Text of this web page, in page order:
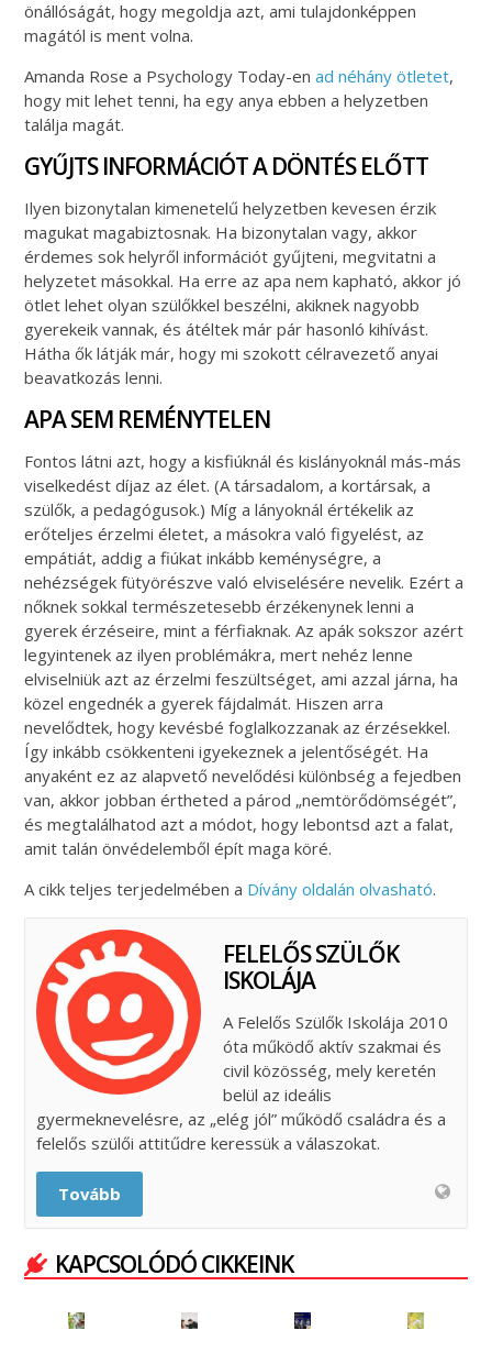
önállóságát, hogy megoldja azt, ami tulajdonképpen
magától is ment volna.
Amanda Rose a Psychology Today-enad néhány ötletet,
hogy mit lehet tenni, ha egy anya ebben a helyzetben
találja magát.
GYŰJTS INFORMÁCIÓT A DÖNTÉS ELŐTT
Ilyen bizonytalan kimenetelű helyzetben kevesen érzik
magukat magabiztosnak. Ha bizonytalan vagy, akkor
érdemes sok helyről információt gyűjteni, megvitatni a
helyzetet másokkal. Ha erre az apa nem kapható, akkor jó
ötlet lehet olyan szülőkkel beszélni, akiknek nagyobb
gyerekeik vannak, és átéltek már pár hasonló kihívást.
Hátha ők látják már, hogy mi szokott célravezető anyai
beavatkozás lenni.
APA SEM REMÉNYTELEN
Fontos látni azt, hogy a kisfiúknál és kislányoknál más-más
viselkedést díjaz az élet. (A társadalom, a kortársak, a
szülők, a pedagógusok.) Míg a lányoknál értékelik az
erőteljes érzelmi életet, a másokra való figyelést, az
empátiát, addig a fiúkat inkább keménységre, a
nehézségek fütyörészve való elviselésére nevelik. Ezért a
nőknek sokkal természetesebb érzékenynek lenni a
gyerek érzéseire, mint a férfiaknak. Az apák sokszor azért
legyintenek az ilyen problémákra, mert nehéz lenne
elviselniük azt az érzelmi feszültséget, ami azzal járna, ha
közel engednék a gyerek fájdalmát. Hiszen arra
nevelődtek, hogy kevésbé foglalkozzanak az érzésekkel.
Így inkább csökkenteni igyekeznek a jelentőségét. Ha
anyaként ez az alapvető nevelődési különbség a fejedben
van, akkor jobban értheted a párod „nemtörődömségét”,
és megtalálhatod azt a módot, hogy lebontsd azt a falat,
amit talán önvédelemből épít maga köré.
A cikk teljes terjedelmében a Dívány oldalán olvasható.
FELELŐS SZÜLŐK
ISKOLÁJA
A Felelős Szülők Iskolája 2010
óta működő aktív szakmai és
civil közösség, mely keretén
belül az ideális
gyermeknevelésre, az „elég jól” működő családra és a
felelős szülői attitűdre keressük a válaszokat.
Tovább
KAPCSOLÓDÓ CIKKEINK